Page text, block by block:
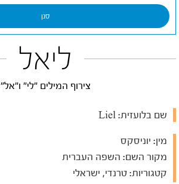
ליאל
צירוף המילים "לי" ו"אל"
שם בלועזית:
מין: יוניסקס
מקור השם: השפה העברית
קטגוריות: טרנדי, ישראלי